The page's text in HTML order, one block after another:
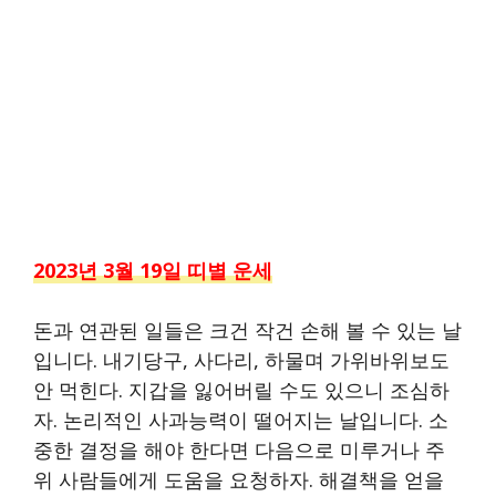
2023년 3월 19일 띠별 운세
돈과 연관된 일들은 크건 작건 손해 볼 수 있는 날
입니다. 내기당구, 사다리, 하물며 가위바위보도
안 먹힌다. 지갑을 잃어버릴 수도 있으니 조심하
자. 논리적인 사과능력이 떨어지는 날입니다. 소
중한 결정을 해야 한다면 다음으로 미루거나 주
위 사람들에게 도움을 요청하자. 해결책을 얻을